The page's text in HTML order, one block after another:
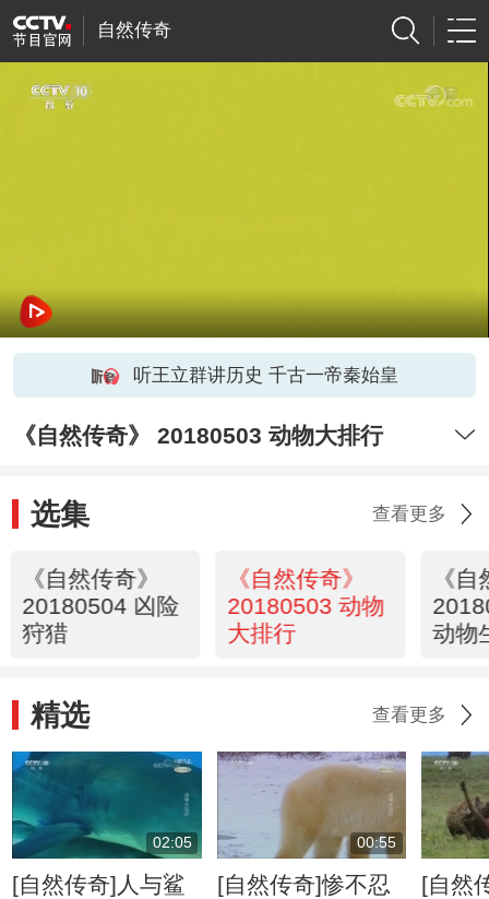
自然传奇
听王立群讲历史 千古一帝秦始皇
《自然传奇》 20180503 动物大排行
选集 查看更多
《自然传奇》
20180504 凶险
狩猎
《自然传奇》
20180503 动物
大排行
《
动物
精选 查看更多
02:05
[自然传奇]人与鲨
00:55
[自然传奇]惨不忍
[自然